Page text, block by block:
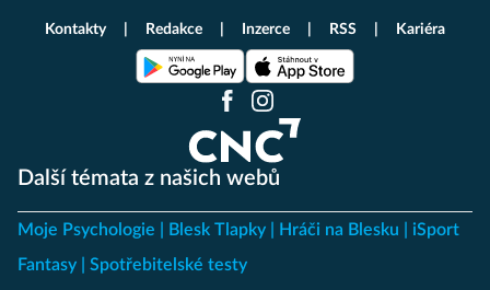
Další témata z našich webů
Moje Psychologie Blesk Tlapky Hráči na Blesku
iSport
Fantasy
Spotřebitelské testy
Kontakty Redakce Inzerce RSS Kariéra